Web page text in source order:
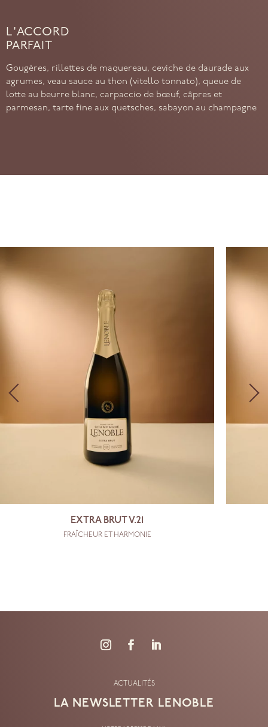
L'ACCORD
PARFAIT
Gougères, rillettes de maquereau, ceviche de daurade aux
agrumes, veau sauce au thon (vitello tonnato), queue de
lotte au beurre blanc, carpaccio de bœuf, câpres et
parmesan, tarte fine aux quetsches, sabayon au champagne
EXTRA BRUT V.21
FRAÎCHEUR ET HARMONIE
ACTUALITÉS
LA NEWSLETTER LENOBLE